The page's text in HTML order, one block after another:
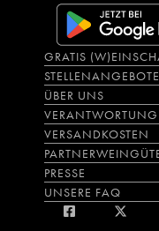
GRATIS
STELLENANGEBOTE
ÜBER UNS
VERSANDKOSTEN
PRESSE
UNSERE FAQ